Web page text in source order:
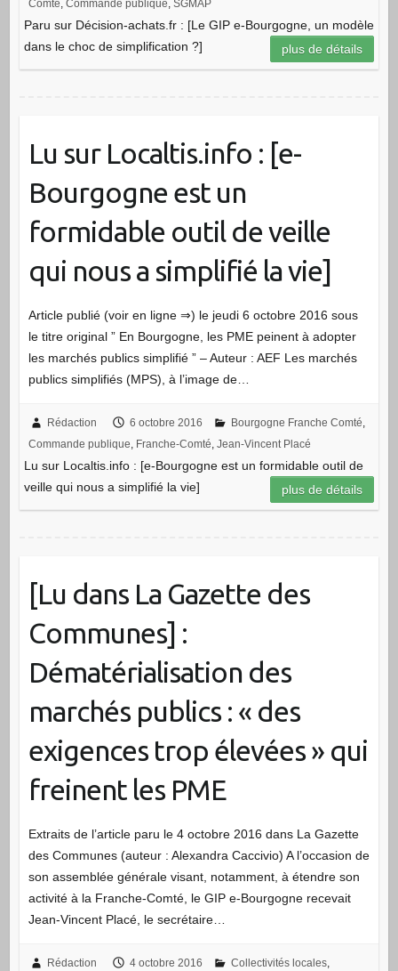
Comté, Commande publique, SGMAP
Paru sur Décision-achats.fr : [Le GIP e-Bourgogne, un modèle
dans le choc de simplification ?]
plus de détails
Lu sur Localtis.info : [e-
Bourgogne est un
formidable outil de veille
qui nous a simplifié la vie]
Article publié (voir en ligne ⇒) le jeudi 6 octobre 2016 sous
le titre original ” En Bourgogne, les PME peinent à adopter
les marchés publics simplifié ” – Auteur : AEF Les marchés
publics simplifiés (MPS), à l’image de…
Rédaction 6 octobre 2016 Bourgogne Franche Comté,
Commande publique, Franche-Comté, Jean-Vincent Placé
Lu sur Localtis.info : [e-Bourgogne est un formidable outil de
veille qui nous a simplifié la vie]
plus de détails
[Lu dans La Gazette des
Communes] :
Dématérialisation des
marchés publics : « des
exigences trop élevées » qui
freinent les PME
Extraits de l’article paru le 4 octobre 2016 dans La Gazette
des Communes (auteur : Alexandra Caccivio) A l’occasion de
son assemblée générale visant, notamment, à étendre son
activité à la Franche-Comté, le GIP e-Bourgogne recevait
Jean-Vincent Placé, le secrétaire…
Rédaction 4 octobre 2016 Collectivités locales,